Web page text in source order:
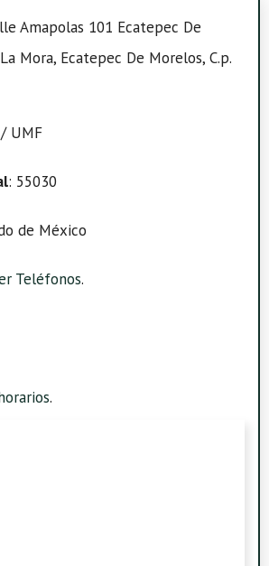
Amapolas 101 Ecatepec De
Mora, Ecatepec De Morelos, C.p.
UMF
: 55030
de México
Teléfonos.
.